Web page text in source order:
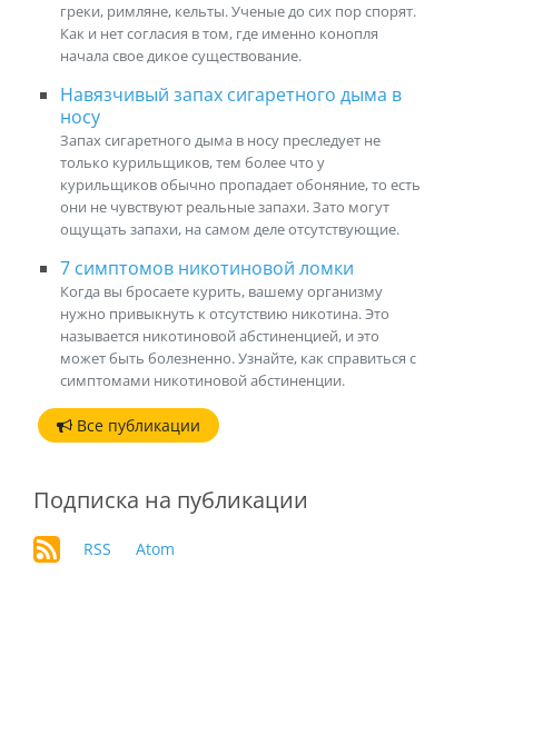
греки, римляне, кельты. Ученые до сих пор спорят.
Как и нет согласия в том, где именно конопля
начала свое дикое существование.
Навязчивый запах сигаретного дыма в
носу
Запах сигаретного дыма в носу преследует не
только курильщиков, тем более что у
курильщиков обычно пропадает обоняние, то есть
они не чувствуют реальные запахи. Зато могут
ощущать запахи, на самом деле отсутствующие.
7 симптомов никотиновой ломки
Когда вы бросаете курить, вашему организму
нужно привыкнуть к отсутствию никотина. Это
называется никотиновой абстиненцией, и это
может быть болезненно. Узнайте, как справиться с
симптомами никотиновой абстиненции.
Все публикации
Подписка на публикации
RSS Atom